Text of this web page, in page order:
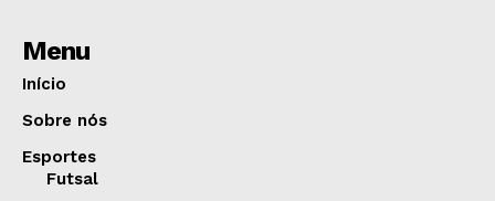
Menu
Início
Sobre nós
Esportes
Futsal